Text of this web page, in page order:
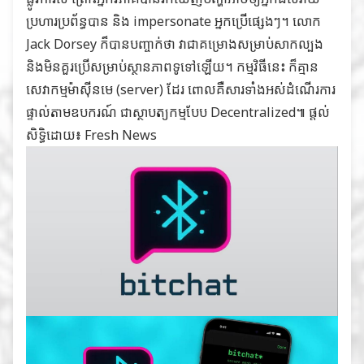
ប្រហារប្រព័ន្ធបាន និង impersonate អ្នកប្រើផ្សេងៗ។ លោក
Jack Dorsey ក៏បានបញ្ចាក់ថា វាជាគម្រោងសម្រាប់សាកល្បង
និងមិនគួរប្រើសម្រាប់ស្ថានភាពទូទៅឡើយ។ កម្មវិធីនេះ ក៏គ្មាន
សេវាកម្មម៉ាស៊ីនមេ (server) ដែរ ពោលគឺសារទាំងអស់ដំណើរការ
ផ្ទាល់តាមឧបករណ៍ ជាស្ថាបត្យកម្មបែប Decentralized៕ ផ្ដល់
សិទ្ធិដោយ៖ Fresh News